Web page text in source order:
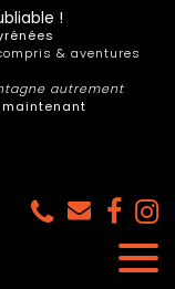
!
& aventures
autrement